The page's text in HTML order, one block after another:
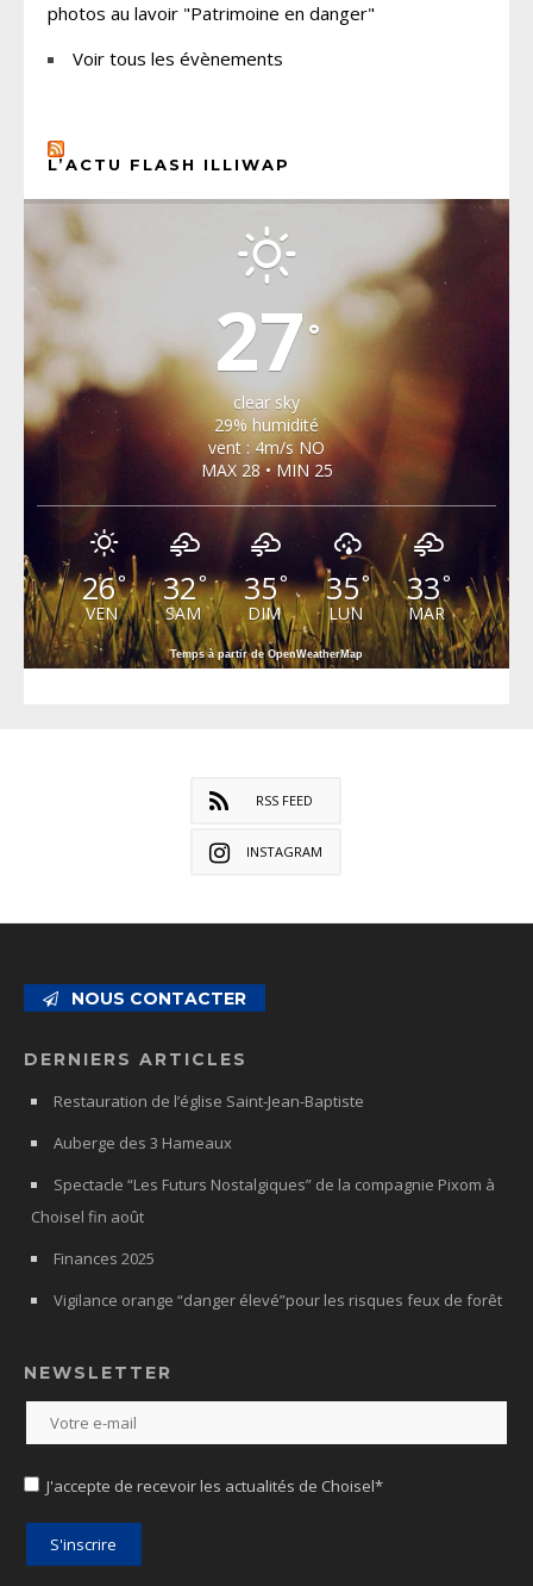
photos au lavoir "Patrimoine en danger"
Voir tous les évènements
L’ACTU FLASH ILLIWAP
27 °
clear sky
29% humidité
vent : 4m/s NO
MAX 28 • MIN 25
26°
VEN
32°
SAM
35°
DIM
35°
LUN
33°
MAR
Temps à partir de OpenWeatherMap
RSS FEED
INSTAGRAM
NOUS CONTACTER
DERNIERS ARTICLES
Restauration de l’église Saint-Jean-Baptiste
Auberge des 3 Hameaux
Spectacle “Les Futurs Nostalgiques” de la compagnie Pixom à
Choisel fin août
Finances 2025
Vigilance orange “danger élevé”pour les risques feux de forêt
NEWSLETTER
J'accepte de recevoir les actualités de Choisel*